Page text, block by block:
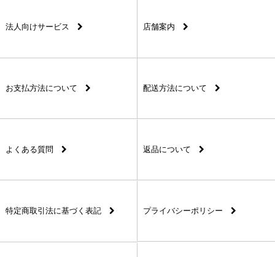
法人向けサービス 店舗案内
お支払方法について 配送方法について
よくある質問 返品について
特定商取引法に基づく表記 プライバシーポリシー